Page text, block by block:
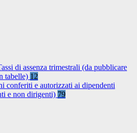
di assenza trimestrali (da pubblicare
tabelle) 12
conferiti e autorizzati ai dipendenti
e non dirigenti) 79